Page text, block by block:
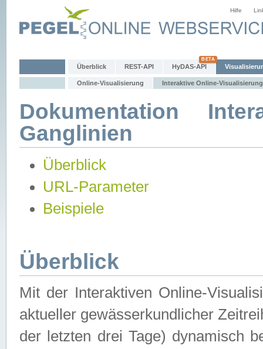
Hilfe
Überblick REST-API HyDAS-API
Online-Visualisierung Interaktive Online-Visualisierung
Dokumentation
Ganglinien
Überblick
URL-Parameter
Beispiele
Überblick
Mit der Interaktiven Online-
aktueller gewässerkundlicher
der letzten drei Tage) dynamisch